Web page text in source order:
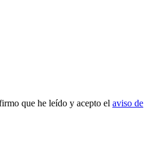
que he leído y acepto el aviso de